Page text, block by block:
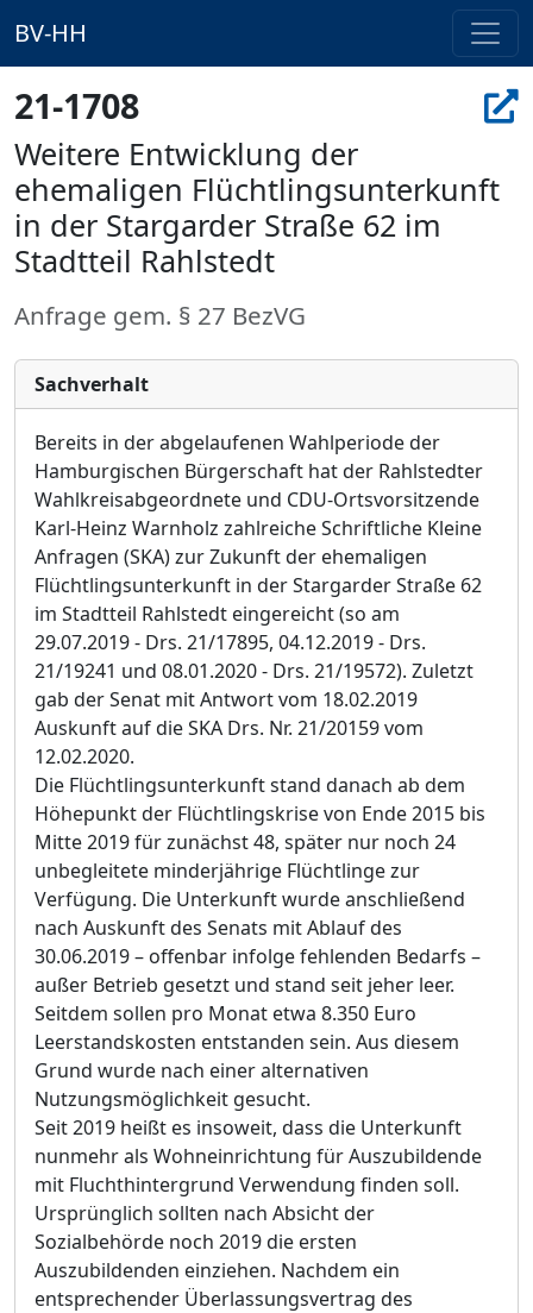
BV-HH
21-1708
Weitere Entwicklung der
ehemaligen Flüchtlingsunterkunft
in der Stargarder Straße 62 im
Stadtteil Rahlstedt
Anfrage gem. § 27 BezVG
Sachverhalt
Bereits in der abgelaufenen Wahlperiode der
Hamburgischen Bürgerschaft hat der Rahlstedter
Wahlkreisabgeordnete und CDU-Ortsvorsitzende
Karl-Heinz Warnholz zahlreiche Schriftliche Kleine
Anfragen (SKA) zur Zukunft der ehemaligen
Flüchtlingsunterkunft in der Stargarder Straße 62
im Stadtteil Rahlstedt eingereicht (so am
29.07.2019 - Drs. 21/17895, 04.12.2019 - Drs.
21/19241 und 08.01.2020 - Drs. 21/19572). Zuletzt
gab der Senat mit Antwort vom 18.02.2019
Auskunft auf die SKA Drs. Nr. 21/20159 vom
12.02.2020.
Die Flüchtlingsunterkunft stand danach ab dem
Höhepunkt der Flüchtlingskrise von Ende 2015 bis
Mitte 2019 für zunächst 48, später nur noch 24
unbegleitete minderjährige Flüchtlinge zur
Verfügung. Die Unterkunft wurde anschließend
nach Auskunft des Senats mit Ablauf des
30.06.2019– offenbar infolge fehlenden Bedarfs –
außer Betrieb gesetzt und stand seit jeher leer.
Seitdem sollen pro Monat etwa 8.350 Euro
Leerstandskosten entstanden sein. Aus diesem
Grund wurde nach einer alternativen
Nutzungsmöglichkeit gesucht.
Seit 2019 heißt es insoweit, dass die Unterkunft
nunmehr als Wohneinrichtung für Auszubildende
mit Fluchthintergrund Verwendung finden soll.
Ursprünglich sollten nach Absicht der
Sozialbehörde noch 2019 die ersten
Auszubildenden einziehen. Nachdem ein
entsprechender Überlassungsvertrag des